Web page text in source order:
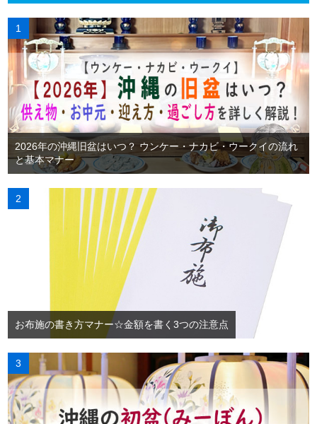
2026年の沖縄旧盆はいつ？ ウンケー・ナカビ・ウークイの流れ
と基本マナー
お布施の書き方マナー☆金額を書く3つの注意点